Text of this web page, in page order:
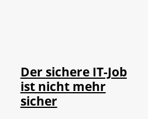
Der sichere IT-Job
ist nicht mehr
sicher